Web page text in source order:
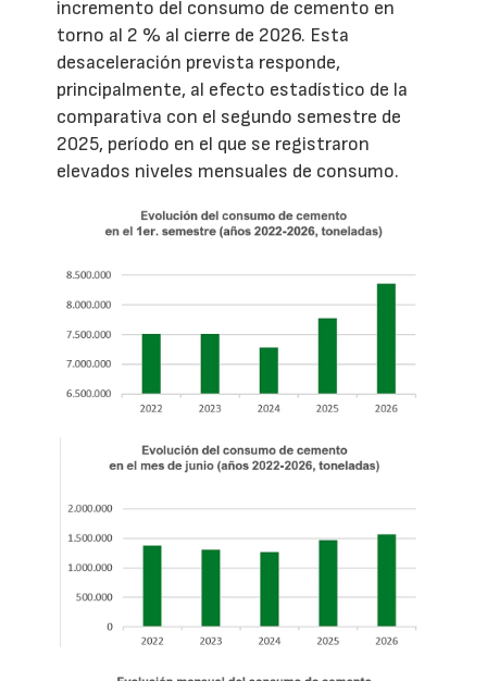
incremento del consumo de cemento en
torno al 2 % al cierre de 2026. Esta
desaceleración prevista responde,
principalmente, al efecto estadístico de la
comparativa con el segundo semestre de
2025, período en el que se registraron
elevados niveles mensuales de consumo.